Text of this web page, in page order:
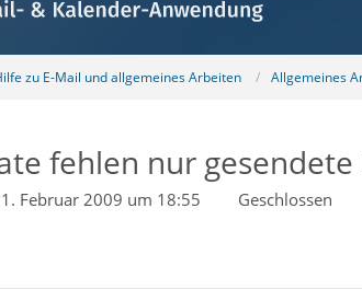
zu E-Mail und allgemeines Arbeiten Allgemeines
fehlen nur
Februar 2009 um 18:55 Geschlossen